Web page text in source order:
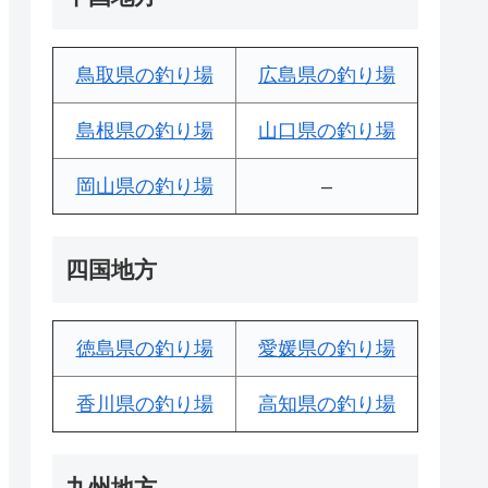
鳥取県の釣り場 広島県の釣り場
島根県の釣り場 山口県の釣り場
岡山県の釣り場 –
四国地方
徳島県の釣り場 愛媛県の釣り場
香川県の釣り場 高知県の釣り場